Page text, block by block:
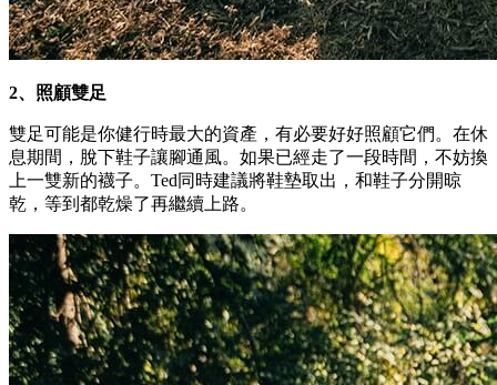
2、照顧雙足
雙足可能是你健行時最大的資產，有必要好好照顧它們。在休
息期間，脫下鞋子讓腳通風。如果已經走了一段時間，不妨換
上一雙新的襪子。Ted同時建議將鞋墊取出，和鞋子分開晾
乾，等到都乾燥了再繼續上路。